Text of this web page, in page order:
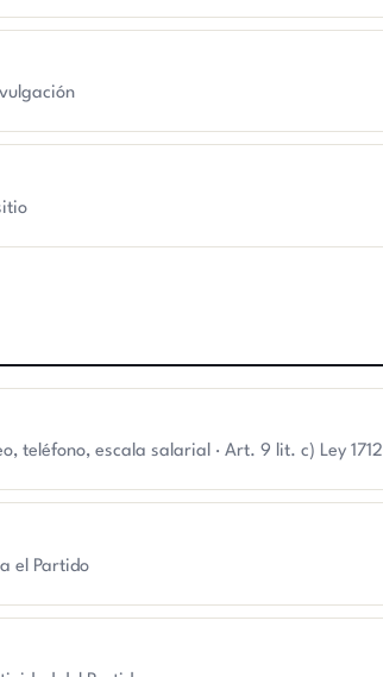
teléfono, escala salarial · Art. 9 lit. c) Ley 1712
el Partido